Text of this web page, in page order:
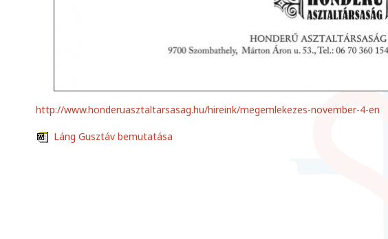
http://www.honderuasztaltarsasag.hu/hireink/megemlekezes-november-4-en
Láng Gusztáv bemutatása